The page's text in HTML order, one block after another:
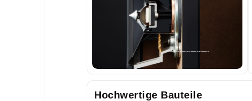
Hochwertige Bauteile